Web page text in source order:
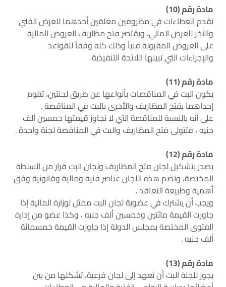
مادة رقم (10)
تقدم العطاءات في مظروفين مغلقين أحدهما للعرض الفني
والآخر للعرض المالي، ويقتصر فتح مظاريف العروض المالية
على العروض المقبولة فنياً وذلك كله وفقاً للقواعد
والإجراءات التي تبينها اللائحة التنفيذية .
مادة رقم (11)
يكون البت في المناقصات بأنواعها عن طريق لجنتين، تقوم
إحداهما بفتح المظاريف والأخرى بالبت في المناقصة .
على أنه بالنسبة للمناقصة التي لا تجاوز قيمتها خمسين ألف
جنيه ، فتتولى فتح المظاريف والبت في المناقصة لجنة واحدة .
مادة رقم (12)
يصدر بتشكيل لجان فتح المظاريف ولجان البت قرار من السلطة
المختصة، وتضم هذه اللجان عناصر فنية ومالية وقانونية وفق
أهمية وطبيعة التعاقد .
ويجب أن يشترك في عضوية لجان البت ممثل لوزارة المالية إذا
جاوزت القيمة مائتين وخمسين ألف جنيه ، وكذا عضو من إدارة
الفتوى المختصة بمجلس الدولة إذا جاوزت القيمة خمسمائة
ألف جنيه .
مادة رقم (13)
يجوز للجنة البت أن تعهد إلى لجان فرعية، تشكلها من بين